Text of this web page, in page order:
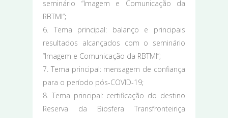
seminário “Imagem e Comunicação da
RBTMI”;
6. Tema principal: balanço e principais
resultados alcançados com o seminário
“Imagem e Comunicação da RBTMI”;
7. Tema principal: mensagem de confiança
para o período pós-COVID-19;
8. Tema principal: certificação do destino
Reserva da Biosfera Transfronteiriça